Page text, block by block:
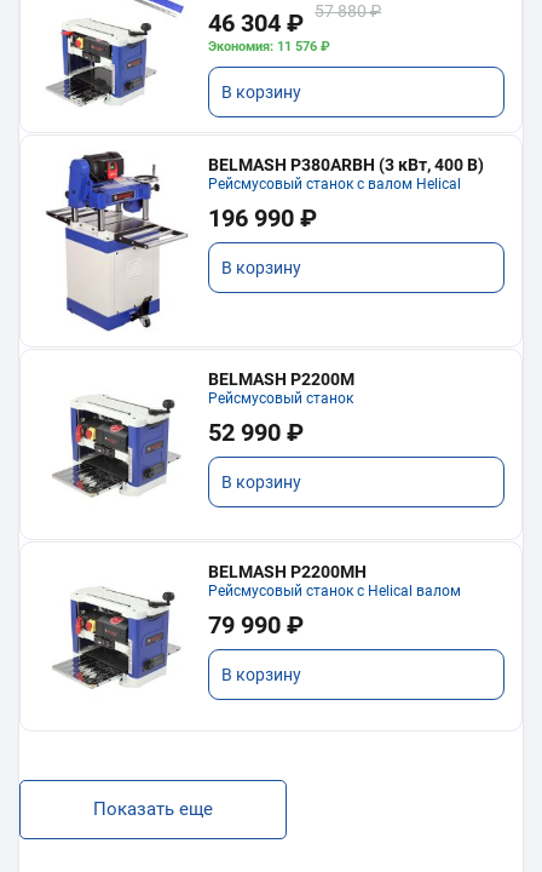
46 304 ₽ 57 880 ₽
Экономия: 11 576 ₽
В корзину
BELMASH P380ARBH (3 кВт, 400 В)
Рейсмусовый станок с валом Helical
196 990 ₽
В корзину
BELMASH P2200M
Рейсмусовый станок
52 990 ₽
В корзину
BELMASH P2200MH
Рейсмусовый станок с Helical валом
79 990 ₽
В корзину
Показать еще